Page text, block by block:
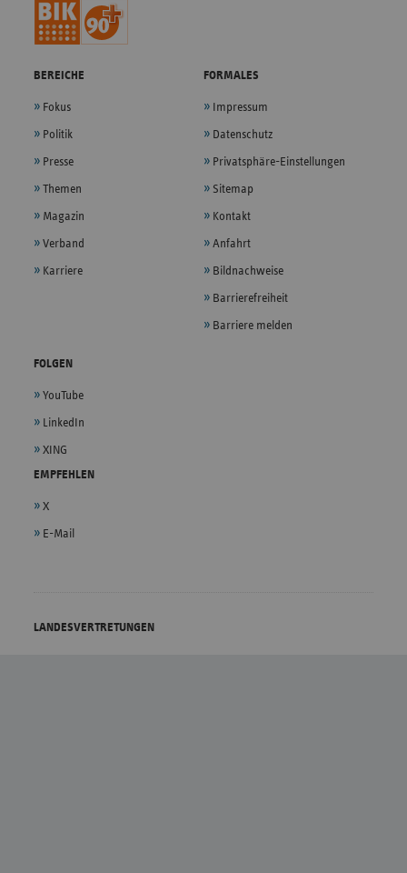
BEREICHE
Fokus
Politik
Presse
Themen
Magazin
Verband
Karriere
FORMALES
Impressum
Datenschutz
Privatsphäre-Einstellungen
Sitemap
Kontakt
Anfahrt
Bildnachweise
Barrierefreiheit
Barriere melden
FOLGEN
YouTube
LinkedIn
XING
EMPFEHLEN
X
E-Mail
LANDESVERTRETUNGEN